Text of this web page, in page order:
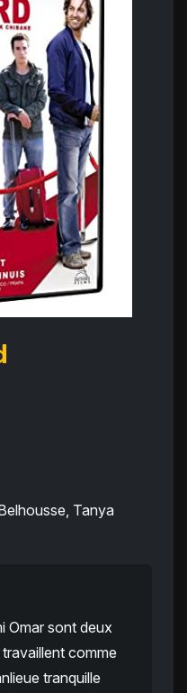
Tanya
Omar sont deux
comme
tranquille